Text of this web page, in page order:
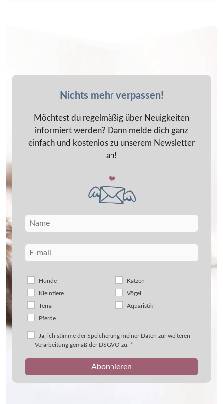
Nichts mehr verpassen!
Möchtest du regelmäßig über Neuigkeiten
informiert werden? Dann melde dich ganz
einfach und kostenlos zu unserem Newsletter
an!
Hunde
Kleintiere
Terra
Pferde
Katzen
Vögel
Aquaristik
Ja, ich stimme der Speicherung meiner Daten zur weiteren
Verarbeitung gemäß der DSGVO zu. *